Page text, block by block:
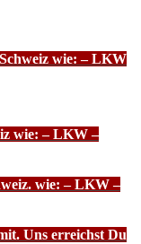
wie: – LKW
wie: – LKW –
wie: – LKW –
Uns erreichst Du